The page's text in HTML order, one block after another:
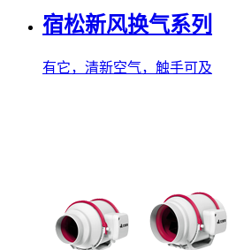
宿松新风换气系列
有它，清新空气，触手可及